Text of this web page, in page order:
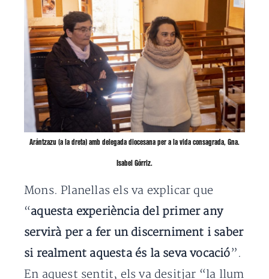
Arántzazu (a la dreta) amb delegada diocesana per a la vida consagrada, Gna.
Isabel Górriz.
Mons. Planellas els va explicar que
“aquesta experiència del primer any
servirà per a fer un discerniment i saber
si realment aquesta és la seva vocació”.
En aquest sentit, els va desitjar “la llum